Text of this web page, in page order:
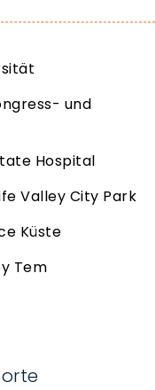
und
Hospital
Valley City Park
Küste
Tem